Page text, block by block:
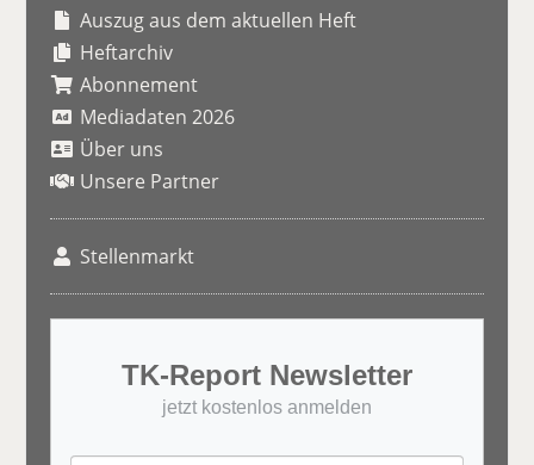
Auszug aus dem aktuellen Heft
Heftarchiv
Abonnement
Mediadaten 2026
Über uns
Unsere Partner
Stellenmarkt
TK-Report Newsletter
jetzt kostenlos anmelden